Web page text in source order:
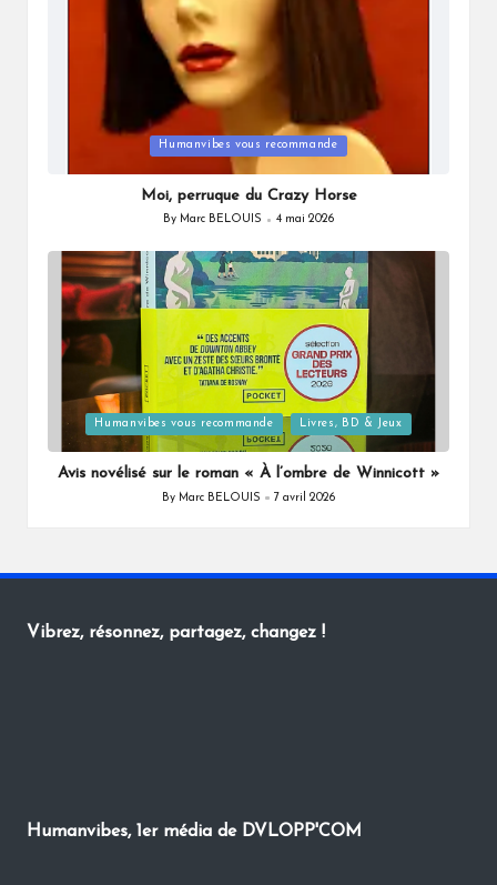
Humanvibes vous recommande
Moi, perruque du Crazy Horse
Posted
By Marc BELOUIS 4 mai 2026
Posted
in
Humanvibes vous recommande Livres, BD & Jeux
Avis novélisé sur le roman « À l’ombre de Winnicott »
Posted
By Marc BELOUIS 7 avril 2026
Vibrez, résonnez, partagez, changez !
Humanvibes, 1er média de DVLOPP'COM